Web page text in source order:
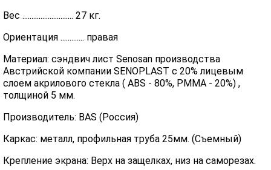
Вес ............................ 27 кг.
Ориентация ............. правая
Материал: сэндвич лист Senosan производства
Австрийской компании SENOPLAST c 20% лицевым
слоем акрилового стекла ( ABS - 80%, PMMA - 20%) ,
толщиной 5 мм.
Производитель: BAS (Россия)
Каркас: металл, профильная труба 25мм. (Съемный)
Крепление экрана: Верх на защелках, низ на саморезах.